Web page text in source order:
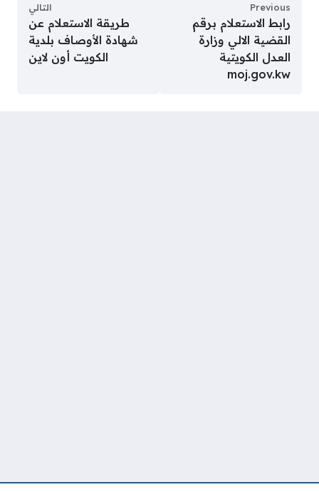
Previous
رابط الاستعلام برقم
القضية الالي وزارة
العدل الكويتية
moj.gov.kw
التالي
طريقة الاستعلام عن
شهادة الأوصاف بلدية
الكويت أون لاين